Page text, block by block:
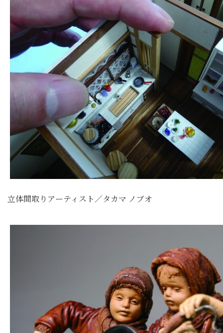
立体間取りアーティスト／タカマ ノブオ